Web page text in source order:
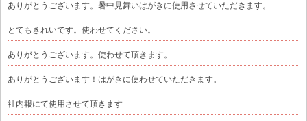
ありがとうございます。暑中見舞いはがきに使用させていただきます。
とてもきれいです。使わせてください。
ありがとうございます。使わせて頂きます。
ありがとうございます！はがきに使わせていただきます。
社内報にて使用させて頂きます